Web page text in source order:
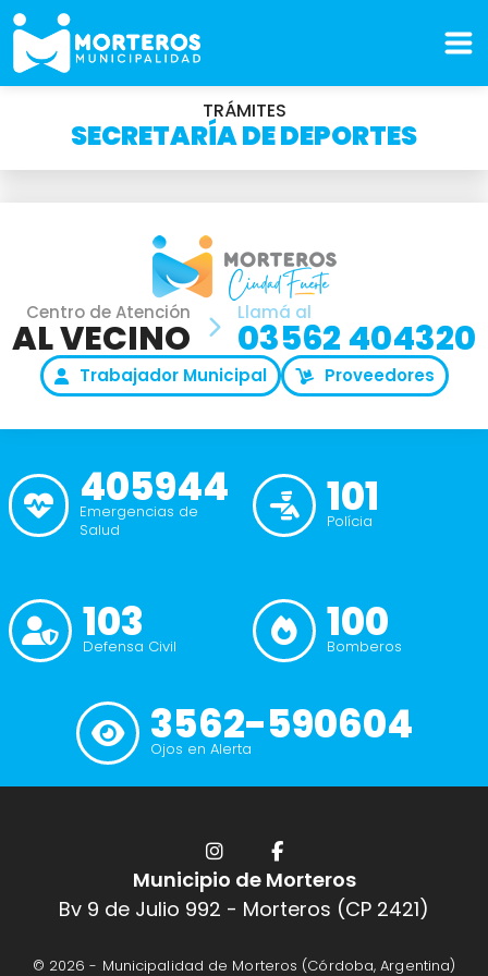
TRÁMITES
SECRETARÍA DE DEPORTES
Centro de Atención
AL VECINO
Llamá al
03562 404320
Trabajador Municipal Proveedores
405944
Emergencias de
Salud
101
Polícia
103
Defensa Civil 100
Bomberos
3562-590604
Ojos en Alerta
Municipio de Morteros
Bv 9 de Julio 992 - Morteros (CP 2421)
© 2026 - Municipalidad de Morteros (Córdoba, Argentina)